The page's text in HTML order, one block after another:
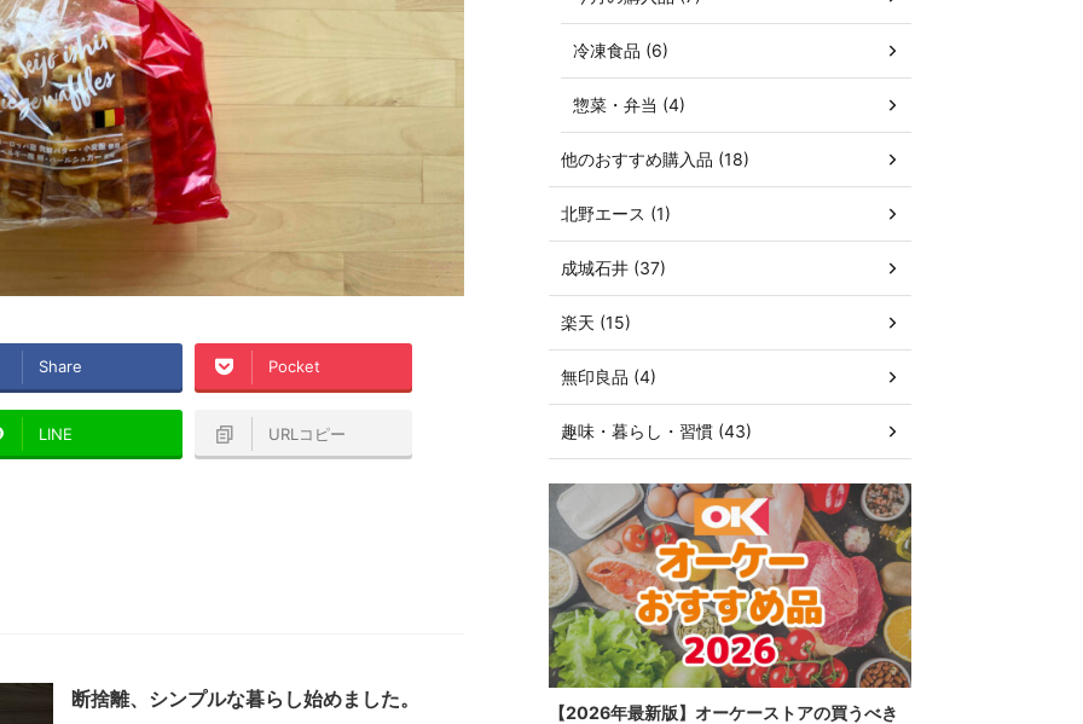
Share Pocket
LINE URLコピー
断捨離、シンプルな暮らし始めました。
冷凍食品 (6)
惣菜・弁当 (4)
他のおすすめ購入品 (18)
北野エース (1)
成城石井 (37)
楽天 (15)
無印良品 (4)
趣味・暮らし・習慣 (43)
【2026年最新版】オーケーストアの買うべき